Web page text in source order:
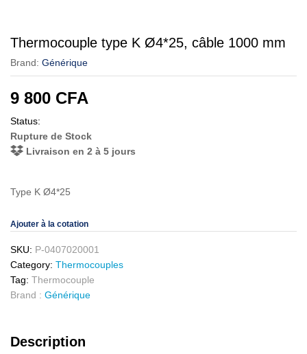
Thermocouple type K Ø4*25, câble 1000 mm
Brand: Générique
9 800 CFA
Status:
Rupture de Stock
Livraison en 2 à 5 jours
Type K Ø4*25
Ajouter à la cotation
SKU: P-0407020001
Category: Thermocouples
Tag: Thermocouple
Brand : Générique
Description